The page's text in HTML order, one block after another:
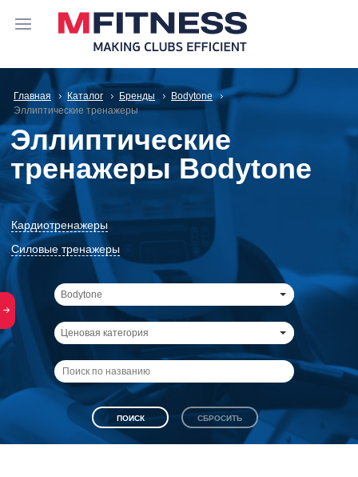
Главная Каталог Бренды
Bodytone
Эллиптические тренажеры
Эллиптические
тренажеры Bodytone
Кардиотренажеры
Силовые тренажеры
Bodytone
Ценовая категория